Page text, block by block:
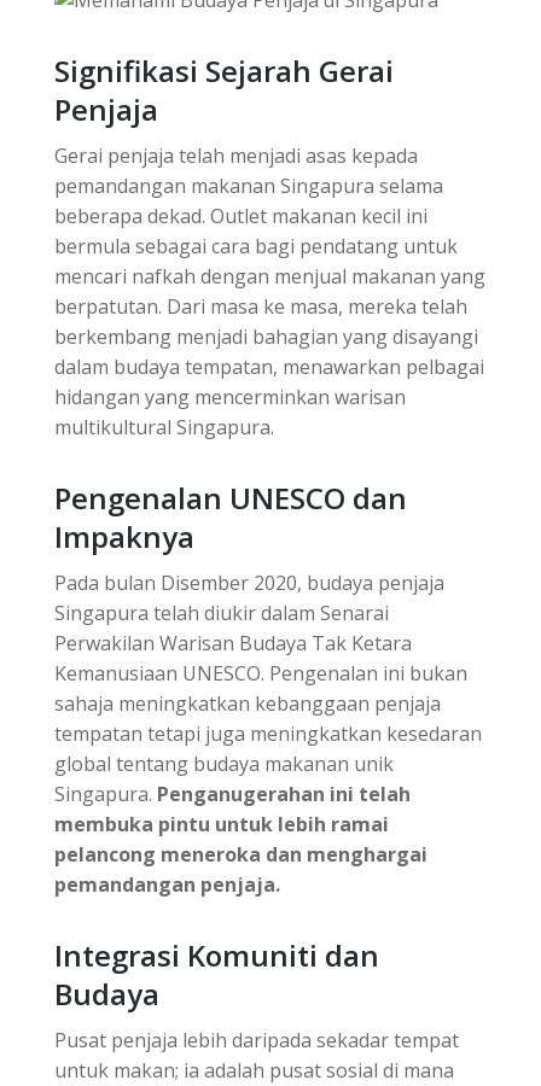
Signifikasi Sejarah Gerai
Penjaja
Gerai penjaja telah menjadi asas kepada
pemandangan makanan Singapura selama
beberapa dekad. Outlet makanan kecil ini
bermula sebagai cara bagi pendatang untuk
mencari nafkah dengan menjual makanan yang
berpatutan. Dari masa ke masa, mereka telah
berkembang menjadi bahagian yang disayangi
dalam budaya tempatan, menawarkan pelbagai
hidangan yang mencerminkan warisan
multikultural Singapura.
Pengenalan UNESCO dan
Impaknya
Pada bulan Disember 2020, budaya penjaja
Singapura telah diukir dalam Senarai
Perwakilan Warisan Budaya Tak Ketara
Kemanusiaan UNESCO. Pengenalan ini bukan
sahaja meningkatkan kebanggaan penjaja
tempatan tetapi juga meningkatkan kesedaran
global tentang budaya makanan unik
Singapura. Penganugerahan ini telah
membuka pintu untuk lebih ramai
pelancong meneroka dan menghargai
pemandangan penjaja.
Integrasi Komuniti dan
Budaya
Pusat penjaja lebih daripada sekadar tempat
untuk makan; ia adalah pusat sosial di mana